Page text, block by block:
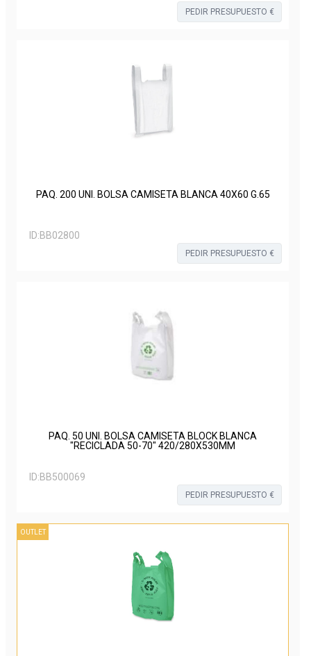
PEDIR PRESUPUESTO €
PAQ. 200 UNI. BOLSA CAMISETA BLANCA 40X60 G.65
ID:BB02800
PEDIR PRESUPUESTO €
PAQ. 50 UNI. BOLSA CAMISETA BLOCK BLANCA
"RECICLADA 50-70" 420/280X530MM
ID:BB500069
PEDIR PRESUPUESTO €
OUTLET